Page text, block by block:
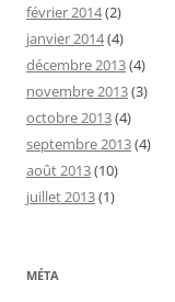
février 2014(2)
janvier 2014(4)
décembre 2013(4)
novembre 2013(3)
octobre 2013(4)
septembre 2013(4)
août 2013(10)
juillet 2013(1)
MÉTA